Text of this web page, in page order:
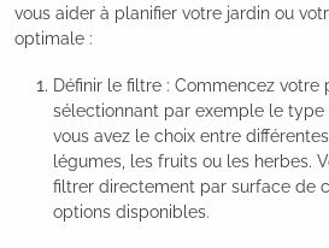
vous aider à planifier votre jardin ou
optimale :
Définir le filtre : Commencez votre
sélectionnant par exemple le type
vous avez le choix entre
légumes, les fruits ou les herbes.
filtrer directement par surface de
options disponibles.